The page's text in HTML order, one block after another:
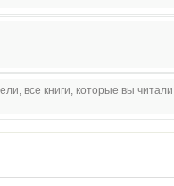
все книги, которые вы